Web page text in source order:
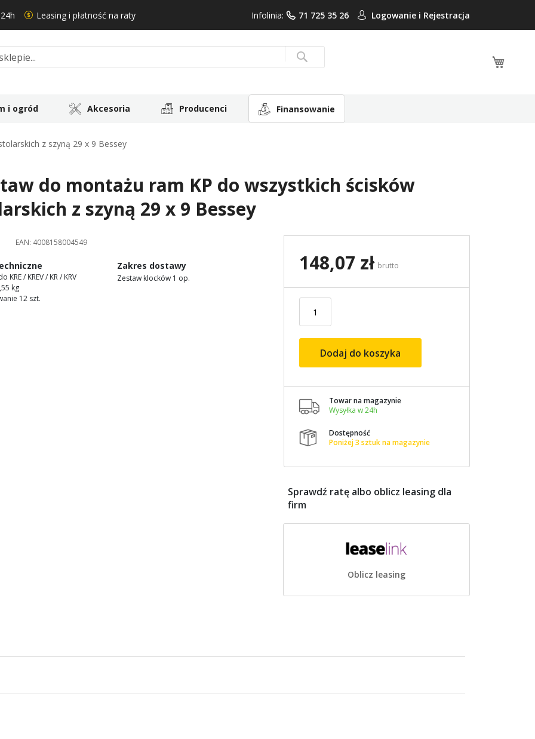
Leasing i płatność na raty Infolinia: 71 725 35 26 Logowanie i Rejestracja
Search
i ogród Akcesoria Producenci Finansowanie
z szyną 29 x 9 Bessey
do montażu ram KP do wszystkich ścisków
z szyną 29 x 9 Bessey
EAN: 4008158004549
KRE / KREV / KR / KRV
kg
12 szt.
Zakres dostawy
Zestaw klocków 1 op.
148,07 zł brutto
Dodaj do koszyka

Towar na magazynie
Wysyłka w 24h

Dostępność
Poniżej 3 sztuk na magazynie
Sprawdź ratę albo oblicz leasing dla
firm
Oblicz leasing